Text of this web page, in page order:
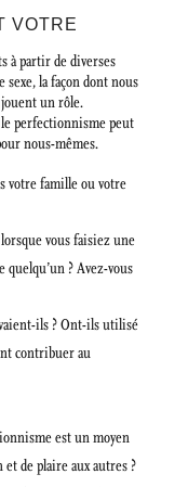
VOTRE
à partir de diverses
la façon dont nous
un rôle.
perfectionnisme peut
nous-mêmes.
votre famille ou votre
vous faisiez une
? Avez-vous
ils ? Ont-ils utilisé
contribuer au
est un moyen
de plaire aux autres ?